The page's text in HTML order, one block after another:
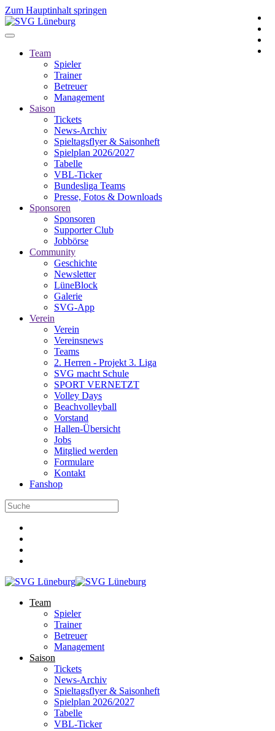
Zum Hauptinhalt springen
Team
Spieler
Trainer
Betreuer
Management
Saison
Tickets
News-Archiv
Spieltagsflyer & Saisonheft
Spielplan 2026/2027
Tabelle
VBL-Ticker
Bundesliga Teams
Presse, Fotos & Downloads
Sponsoren
Sponsoren
Supporter Club
Jobbörse
Community
Geschichte
Newsletter
LüneBlock
Galerie
SVG-App
Verein
Verein
Vereinsnews
Teams
2. Herren - Projekt 3. Liga
SVG macht Schule
SPORT VERNETZT
Volley Days
Beachvolleyball
Vorstand
Hallen-Übersicht
Jobs
Mitglied werden
Formulare
Kontakt
Fanshop
Team
Spieler
Trainer
Betreuer
Management
Saison
Tickets
News-Archiv
Spieltagsflyer & Saisonheft
Spielplan 2026/2027
Tabelle
VBL-Ticker